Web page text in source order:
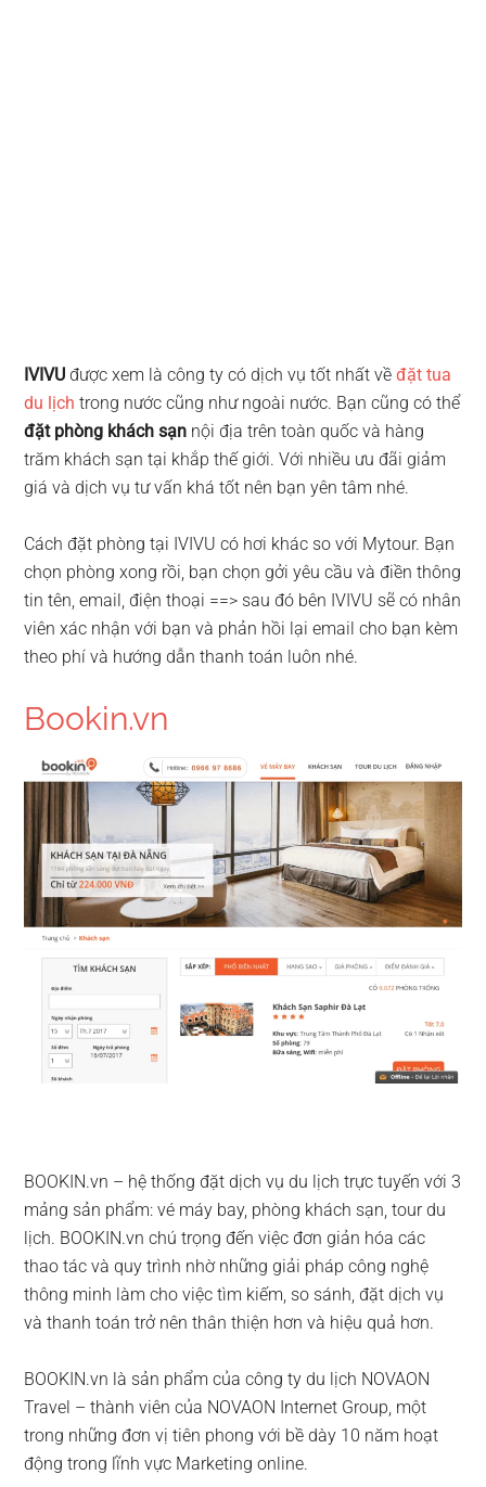
IVIVU được xem là công ty có dịch vụ tốt nhất vềđặt tua
du lịch trong nước cũng như ngoài nước. Bạn cũng có thể
đặt phòng khách sạn nội địa trên toàn quốc và hàng
trăm khách sạn tại khắp thế giới. Với nhiều ưu đãi giảm
giá và dịch vụ tư vấn khá tốt nên bạn yên tâm nhé.
Cách đặt phòng tại IVIVU có hơi khác so với Mytour. Bạn
chọn phòng xong rồi, bạn chọn gởi yêu cầu và điền thông
tin tên, email, điện thoại ==> sau đó bên IVIVU sẽ có nhân
viên xác nhận với bạn và phản hồi lại email cho bạn kèm
theo phí và hướng dẫn thanh toán luôn nhé.
Bookin.vn
BOOKIN.vn – hệ thống đặt dịch vụ du lịch trực tuyến với 3
mảng sản phẩm: vé máy bay, phòng khách sạn, tour du
lịch. BOOKIN.vn chú trọng đến việc đơn giản hóa các
thao tác và quy trình nhờ những giải pháp công nghệ
thông minh làm cho việc tìm kiếm, so sánh, đặt dịch vụ
và thanh toán trở nên thân thiện hơn và hiệu quả hơn.
BOOKIN.vn là sản phẩm của công ty du lịch NOVAON
Travel – thành viên của NOVAON Internet Group, một
trong những đơn vị tiên phong với bề dày 10 năm hoạt
động trong lĩnh vực Marketing online.